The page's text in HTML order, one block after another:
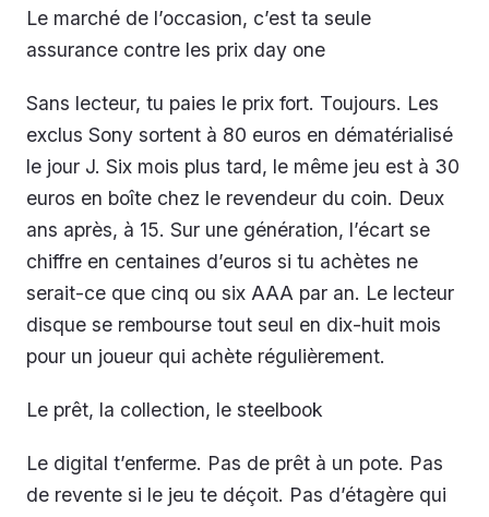
Le marché de l’occasion, c’est ta seule
assurance contre les prix day one
Sans lecteur, tu paies le prix fort. Toujours. Les
exclus Sony sortent à 80 euros en dématérialisé
le jour J. Six mois plus tard, le même jeu est à 30
euros en boîte chez le revendeur du coin. Deux
ans après, à 15. Sur une génération, l’écart se
chiffre en centaines d’euros si tu achètes ne
serait-ce que cinq ou six AAA par an. Le lecteur
disque se rembourse tout seul en dix-huit mois
pour un joueur qui achète régulièrement.
Le prêt, la collection, le steelbook
Le digital t’enferme. Pas de prêt à un pote. Pas
de revente si le jeu te déçoit. Pas d’étagère qui